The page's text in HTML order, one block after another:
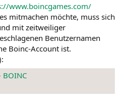
www.boincgames.com/
mitmachen möchte, muss sich
mit zeitweiliger
Benutzernamen
Boinc-Account ist.